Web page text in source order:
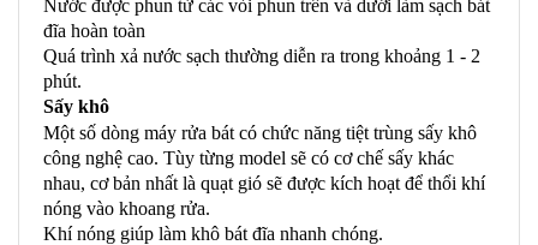
Nước được phun từ các vòi phun trên và dưới làm sạch bát
đĩa hoàn toàn
Quá trình xả nước sạch thường diễn ra trong khoảng 1 - 2
phút.
Sấy khô
Một số dòng máy rửa bát có chức năng tiệt trùng sấy khô
công nghệ cao. Tùy từng model sẽ có cơ chế sấy khác
nhau, cơ bản nhất là quạt gió sẽ được kích hoạt để thổi khí
nóng vào khoang rửa.
Khí nóng giúp làm khô bát đĩa nhanh chóng.